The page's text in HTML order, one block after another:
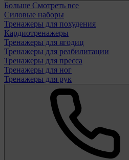
Больше Смотреть все
Силовые наборы
Тренажеры для похудения
Кардиотренажеры
Тренажеры для ягодиц
Тренажеры для реабилитации
Тренажеры для пресса
Тренажеры для ног
Тренажеры для рук